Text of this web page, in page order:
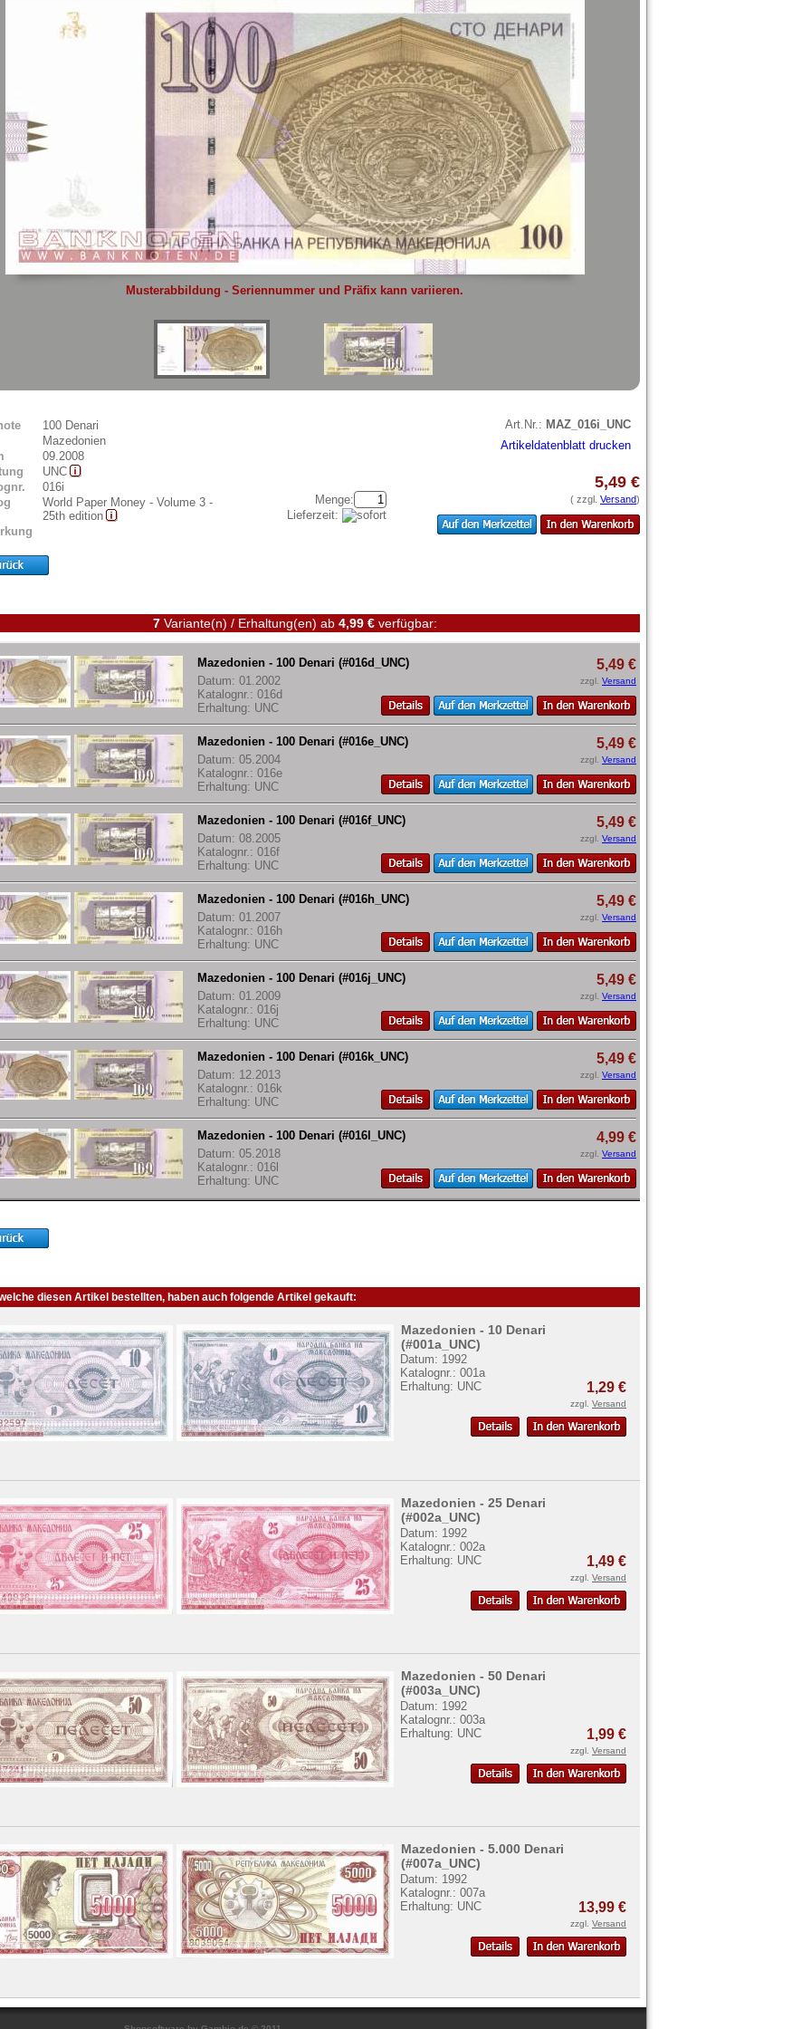
Musterabbildung - Seriennummer und Präfix kann variieren.
100 Denari
Mazedonien
09.2008
UNC
016i
World Paper Money - Volume 3 -
25th edition
Art.Nr.: MAZ_016i_UNC
Artikeldatenblatt drucken
Menge:
Lieferzeit:
5,49 €
( zzgl. Versand)
7Variante(n) / Erhaltung(en) ab 4,99 €verfügbar:
Mazedonien - 100 Denari (#016d_UNC)
Datum: 01.2002
Katalognr.: 016d
Erhaltung: UNC
5,49 €
zzgl. Versand
Mazedonien - 100 Denari (#016e_UNC)
Datum: 05.2004
Katalognr.: 016e
Erhaltung: UNC
5,49 €
zzgl. Versand
Mazedonien - 100 Denari (#016f_UNC)
Datum: 08.2005
Katalognr.: 016f
Erhaltung: UNC
5,49 €
zzgl. Versand
Mazedonien - 100 Denari (#016h_UNC)
Datum: 01.2007
Katalognr.: 016h
Erhaltung: UNC
5,49 €
zzgl. Versand
Mazedonien - 100 Denari (#016j_UNC)
Datum: 01.2009
Katalognr.: 016j
Erhaltung: UNC
5,49 €
zzgl. Versand
Mazedonien - 100 Denari (#016k_UNC)
Datum: 12.2013
Katalognr.: 016k
Erhaltung: UNC
5,49 €
zzgl. Versand
Mazedonien - 100 Denari (#016l_UNC)
Datum: 05.2018
Katalognr.: 016l
Erhaltung: UNC
4,99 €
zzgl. Versand
diesen Artikel bestellten, haben auch folgende Artikel gekauft:
Mazedonien - 10 Denari
(#001a_UNC)
Datum: 1992
Katalognr.: 001a
Erhaltung: UNC
1,29 €
zzgl. Versand
Mazedonien - 25 Denari
(#002a_UNC)
Datum: 1992
Katalognr.: 002a
Erhaltung: UNC
1,49 €
zzgl. Versand
Mazedonien - 50 Denari
(#003a_UNC)
Datum: 1992
Katalognr.: 003a
Erhaltung: UNC
1,99 €
zzgl. Versand
Mazedonien - 5.000 Denari
(#007a_UNC)
Datum: 1992
Katalognr.: 007a
Erhaltung: UNC
13,99 €
zzgl. Versand